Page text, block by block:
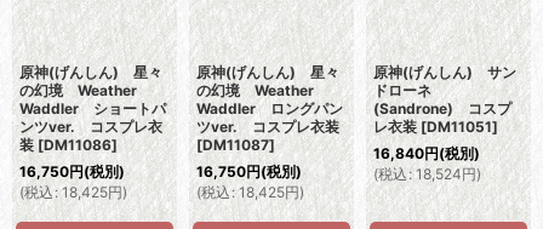
絞り込む
原神(げんしん) 星々
の幻境 Weather
Waddler ショートパ
ンツver. コスプレ衣
装 [DM11086]
16,750円(税別)
(税込: 18,425円)
原神(げんしん) 星々
の幻境 Weather
Waddler ロングパン
ツver. コスプレ衣装
[DM11087]
16,750円(税別)
(税込: 18,425円)
原神(げんしん) サン
ドローネ
(Sandrone) コスプ
レ衣装 [DM11051]
16,840円(税別)
(税込: 18,524円)